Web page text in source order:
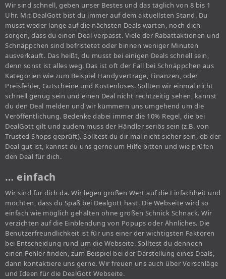
Wir sind schnell, geben unser Bestes und das täglich von 8 bis 1
Uhr. Mit DealGott bist du immer auf dem aktuellsten Stand. Du
musst weder lange auf die nächsten Deals warten, noch dich
sorgen, dass du einen Deal verpasst. Viele der Rabattaktionen und
Schnäppchen sind befristetet oder binnen weniger Minuten
ausverkauft. Das heißt, du musst bei einigen Deals schnell sein,
denn sonst ist alles weg. Das ist oft der Fall bei Schnäppchen aus
Kategorien wie zum Beispiel Handyverträge, Finanzen, oder
Preisfehler, Gutscheine und Kostenloses. Sollten wir einmal nicht
schnell genug sein und einen Deal nicht rechtzeitig sehen, kannst
du den Deal melden und wir kümmern uns umgehend um die
Veröffentlichung. Bedenke dabei immer die 10% Regel, die bei
DealGott gilt und zudem muss der Händler seriös sein (z.B. von
Trusted Shops geprüft). Solltest du dir mal nicht sicher sein, ob der
Deal gut ist, kannst du uns gerne um Hilfe bitten und wie prüfen
den Deal für dich.
… einfach
Wir sind für dich da. Wir legen großen Wert auf die Einfachheit und
möchten, dass du Spaß bei Dealgott hast. Die Webseite wird so
einfach wie möglich gehalten ohne großen Schnick Schnack. Wir
verzichten auf die Einblendung von Popups oder Ähnliches. Die
Benutzerfreundlichkeit ist für uns einer der wichtigsten Faktoren
bei Entscheidung rund um die Webseite. Solltest du dennoch
einen Fehler finden, zum Beispiel bei der Darstellung eines Deals,
dann kontaktiere uns gerne. Wir freuen uns auch über Vorschläge
und Ideen für die DealGott Webseite.